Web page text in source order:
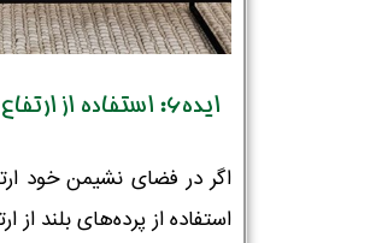
ایده6: استفاده از ارتفاع بلند در نشیمن
اگر در فضای نشیمن خود
استفاده از پرده‌های بلند